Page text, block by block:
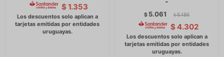
$ 1.353
$ 5.061 $ 5.185
$ 4.302